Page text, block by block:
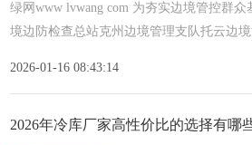
绿网www lvwang com 为夯实边境管控群众
境边防检查总站克州边境管理支队托云边
2026-01-16 08:43:14
2026年冷库厂家高性价比的选择有哪